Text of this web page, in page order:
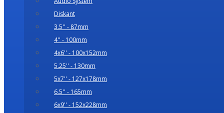
Diskant
3.5'' - 87mm
4'' - 100mm
4x6'' - 100x152mm
5.25'' - 130mm
5x7'' - 127x178mm
6.5'' - 165mm
6x9'' - 152x228mm